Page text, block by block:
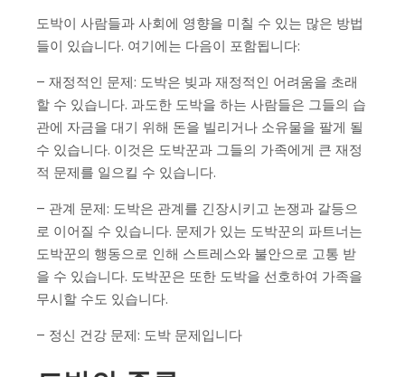
도박이 사람들과 사회에 영향을 미칠 수 있는 많은 방법
들이 있습니다. 여기에는 다음이 포함됩니다:
– 재정적인 문제: 도박은 빚과 재정적인 어려움을 초래
할 수 있습니다. 과도한 도박을 하는 사람들은 그들의 습
관에 자금을 대기 위해 돈을 빌리거나 소유물을 팔게 될
수 있습니다. 이것은 도박꾼과 그들의 가족에게 큰 재정
적 문제를 일으킬 수 있습니다.
– 관계 문제: 도박은 관계를 긴장시키고 논쟁과 갈등으
로 이어질 수 있습니다. 문제가 있는 도박꾼의 파트너는
도박꾼의 행동으로 인해 스트레스와 불안으로 고통 받
을 수 있습니다. 도박꾼은 또한 도박을 선호하여 가족을
무시할 수도 있습니다.
– 정신 건강 문제: 도박 문제입니다